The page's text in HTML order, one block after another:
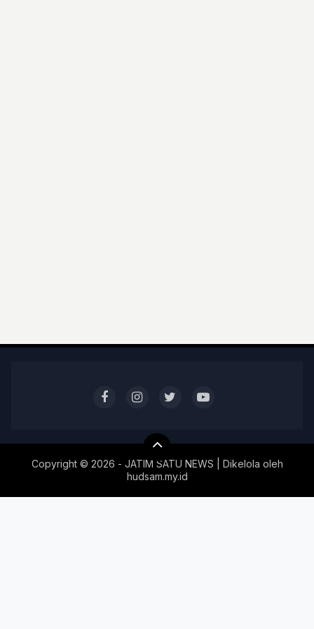
Copyright © 2026 - JATIM SATU NEWS | Dikelola oleh
hudsam.my.id